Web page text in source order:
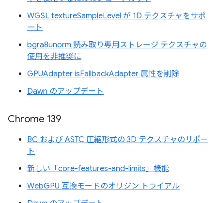
WGSL textureSampleLevel が 1D テクスチャをサポ
ート
bgra8unorm 読み取り専用ストレージ テクスチャの
使用を非推奨に
GPUAdapter isFallbackAdapter 属性を削除
Dawn のアップデート
Chrome 139
BC および ASTC 圧縮形式の 3D テクスチャのサポー
ト
新しい「core-features-and-limits」機能
WebGPU 互換モードのオリジン トライアル